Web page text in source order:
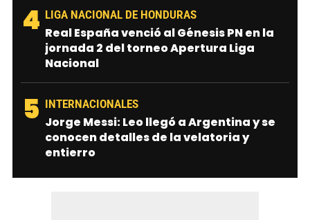
4 LIGA NACIONAL DE HONDURAS
Real España venció al Génesis PN en la
jornada 2 del torneo Apertura Liga
Nacional
5 INTERNACIONALES
Jorge Messi: Leo llegó a Argentina y se
conocen detalles de la velatoria y
entierro